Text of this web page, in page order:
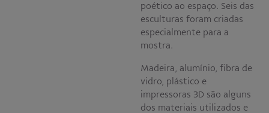
poético ao espaço. Seis das
esculturas foram criadas
especialmente para a
mostra.
Madeira, alumínio, fibra de
vidro, plástico e
impressoras 3D são alguns
dos materiais utilizados e